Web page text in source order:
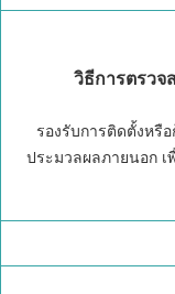
วิธีการตรวจ
รองรับการติดตั้งหรื
ประมวลผลภายนอก เ